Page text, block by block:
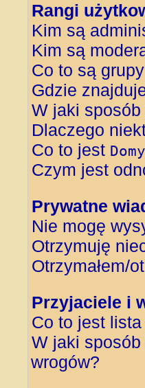
Rangi
Kim są
Kim są
Co to są
Gdzie
W jaki
Dlaczego
Co to jest
Czym jest
Prywatne
Nie mogę
Otrzymuję
Otrzymałem/
Przyjaciele i
Co to jest lista
W jaki
wrogów?